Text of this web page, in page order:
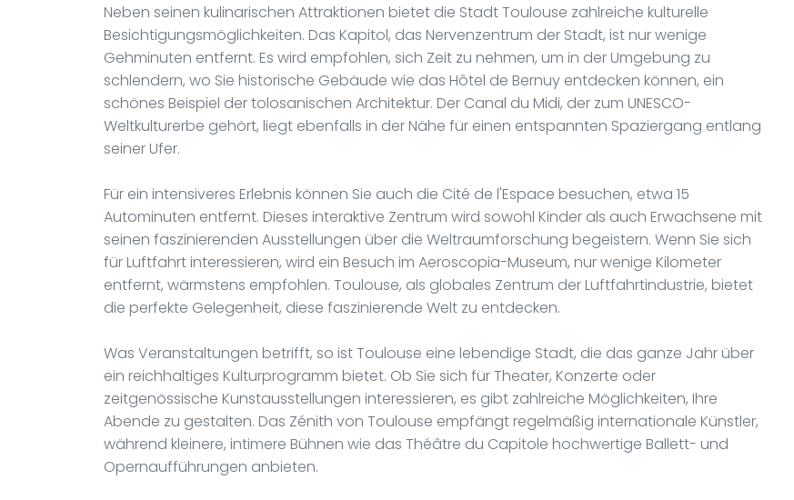
Neben seinen kulinarischen Attraktionen bietet die Stadt Toulouse zahlreiche kulturelle
Besichtigungsmöglichkeiten. Das Kapitol, das Nervenzentrum der Stadt, ist nur wenige
Gehminuten entfernt. Es wird empfohlen, sich Zeit zu nehmen, um in der Umgebung zu
schlendern, wo Sie historische Gebäude wie das Hôtel de Bernuy entdecken können, ein
schönes Beispiel der tolosanischen Architektur. Der Canal du Midi, der zum UNESCO-
Weltkulturerbe gehört, liegt ebenfalls in der Nähe für einen entspannten Spaziergang entlang
seiner Ufer.
Für ein intensiveres Erlebnis können Sie auch die Cité de l'Espace besuchen, etwa 15
Autominuten entfernt. Dieses interaktive Zentrum wird sowohl Kinder als auch Erwachsene mit
seinen faszinierenden Ausstellungen über die Weltraumforschung begeistern. Wenn Sie sich
für Luftfahrt interessieren, wird ein Besuch im Aeroscopia-Museum, nur wenige Kilometer
entfernt, wärmstens empfohlen. Toulouse, als globales Zentrum der Luftfahrtindustrie, bietet
die perfekte Gelegenheit, diese faszinierende Welt zu entdecken.
Was Veranstaltungen betrifft, so ist Toulouse eine lebendige Stadt, die das ganze Jahr über
ein reichhaltiges Kulturprogramm bietet. Ob Sie sich für Theater, Konzerte oder
zeitgenössische Kunstausstellungen interessieren, es gibt zahlreiche Möglichkeiten, Ihre
Abende zu gestalten. Das Zénith von Toulouse empfängt regelmäßig internationale Künstler,
während kleinere, intimere Bühnen wie das Théâtre du Capitole hochwertige Ballett- und
Opernaufführungen anbieten.